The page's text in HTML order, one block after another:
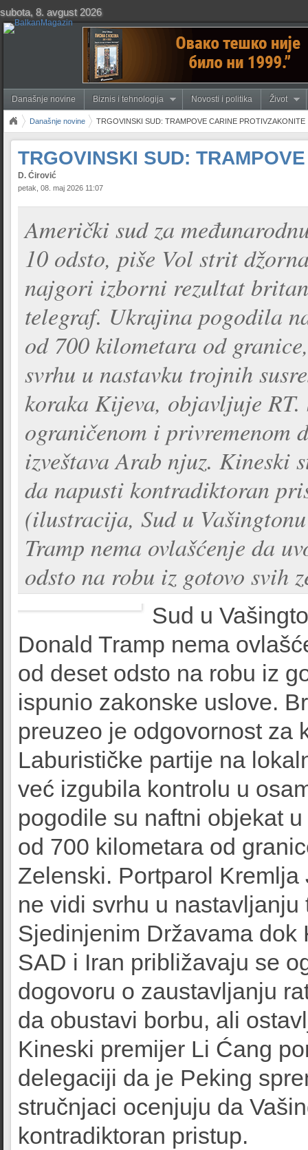
subota, 8. avgust 2026
Današnje novine Biznis i tehnologija Novosti i politika Život
Današnje novine TRGOVINSKI SUD: TRAMPOVE CARINE PROTIVZAKONITE
TRGOVINSKI SUD:
D. Ćirović
petak, 08. maj 2026 11:07
Američki sud za
10 odsto, piše Vol strit
najgori izborni rezultat
telegraf. Ukrajina pogodila
od 700 kilometara od
svrhu u nastavku trojnih
koraka Kijeva, objavljuje
ograničenom i privremenom
izveštava Arab njuz. Kineski
da napusti kontradiktoran
(ilustracija, Sud u
Tramp nema ovlašćenje da
odsto na robu iz gotovo svih
Sud u
Donald Tramp nema
od deset odsto na robu iz
ispunio zakonske uslove.
preuzeo je odgovornost za
Laburističke partije na
već izgubila kontrolu u
pogodile su naftni objekat
od 700 kilometara od
Zelenski. Portparol
ne vidi svrhu u
Sjedinjenim Državama
SAD i Iran približavaju se
dogovoru o zaustavljanju
da obustavi borbu, ali
Kineski premijer Li Ćang
delegaciji da je Peking
stručnjaci ocenjuju da
kontradiktoran pristup.